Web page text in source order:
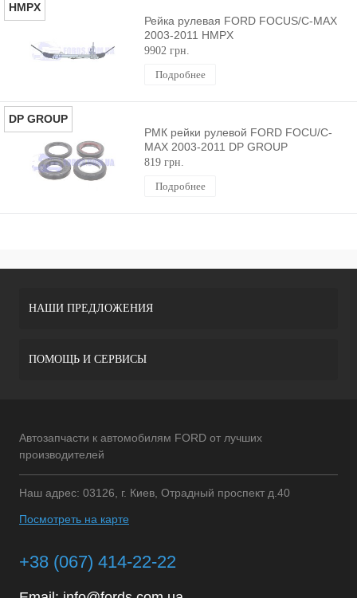
HMPX
Рейка рулевая FORD FOCUS/C-MAX
2003-2011 HMPX
9902 грн.
Подробнее
DP GROUP
РМК рейки рулевой FORD FOCU/C-
MAX 2003-2011 DP GROUP
819 грн.
Подробнее
НАШИ ПРЕДЛОЖЕНИЯ
ПОМОЩЬ И СЕРВИСЫ
Автозапчасти к автомобилям FORD от лучших
производителей
Наш адрес: 03126, г. Киев, Отрадный проспект д.40
Посмотреть на карте
+38 (067) 414-22-22